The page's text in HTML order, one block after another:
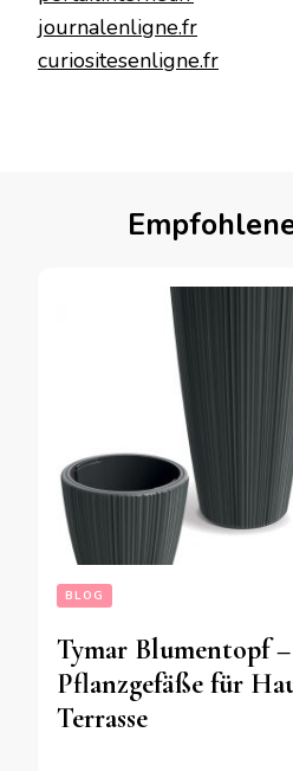
journalenligne.fr
curiositesenligne.fr
BLOG
Tymar Blumentopf
Pflanzgefäße für
Terrasse